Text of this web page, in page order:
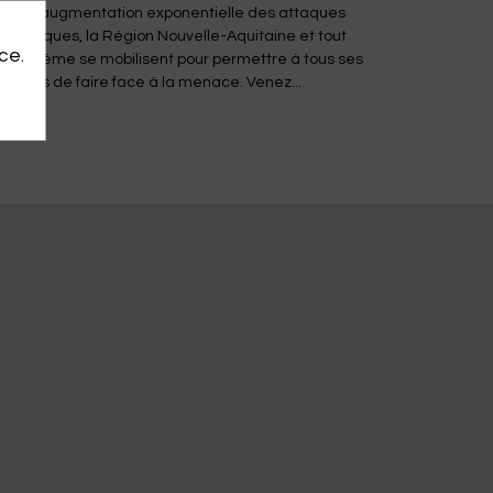
à l’augmentation exponentielle des attaques
la Région Nouvelle-Aquitaine et tout
se mobilisent pour permettre à tous ses
de faire face à la menace. Venez...